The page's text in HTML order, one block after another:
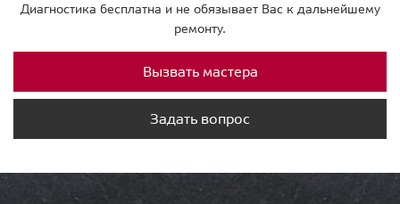
Диагностика бесплатна и не обязывает Вас к дальнейшему
ремонту.
Вызвать мастера
Задать вопрос